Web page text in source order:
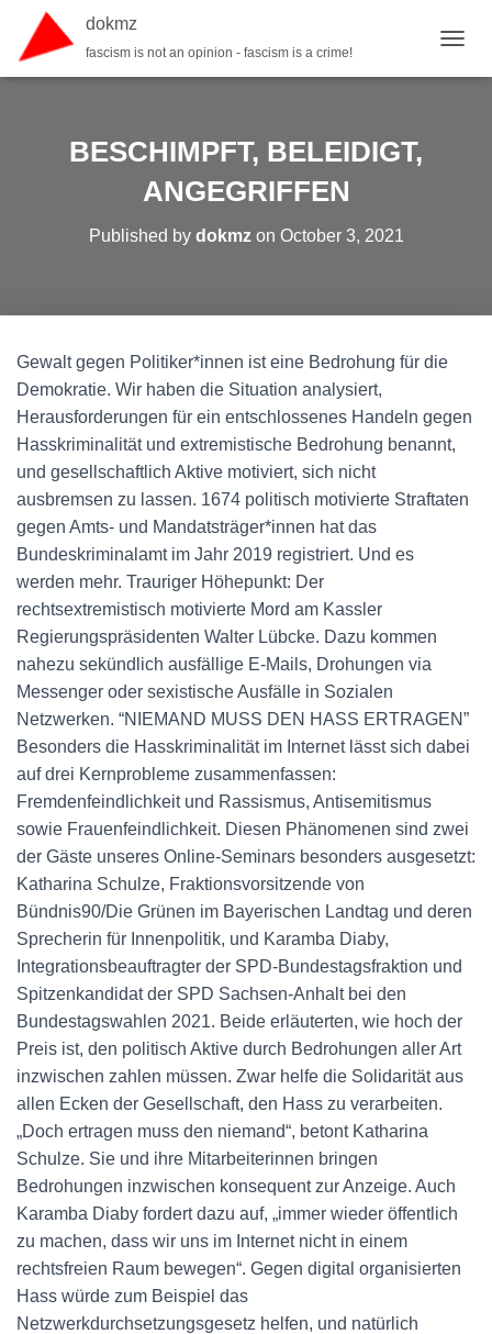
dokmz
fascism is not an opinion - fascism is a crime!
BESCHIMPFT, BELEIDIGT,
ANGEGRIFFEN
Published by dokmzon October 3, 2021
Gewalt gegen Politiker*innen ist eine Bedrohung für die
Demokratie. Wir haben die Situation analysiert,
Herausforderungen für ein entschlossenes Handeln gegen
Hasskriminalität und extremistische Bedrohung benannt,
und gesellschaftlich Aktive motiviert, sich nicht
ausbremsen zu lassen. 1674 politisch motivierte Straftaten
gegen Amts- und Mandatsträger*innen hat das
Bundeskriminalamt im Jahr 2019 registriert. Und es
werden mehr. Trauriger Höhepunkt: Der
rechtsextremistisch motivierte Mord am Kassler
Regierungspräsidenten Walter Lübcke. Dazu kommen
nahezu sekündlich ausfällige E-Mails, Drohungen via
Messenger oder sexistische Ausfälle in Sozialen
Netzwerken. “NIEMAND MUSS DEN HASS ERTRAGEN”
Besonders die Hasskriminalität im Internet lässt sich dabei
auf drei Kernprobleme zusammenfassen:
Fremdenfeindlichkeit und Rassismus, Antisemitismus
sowie Frauenfeindlichkeit. Diesen Phänomenen sind zwei
der Gäste unseres Online-Seminars besonders ausgesetzt:
Katharina Schulze, Fraktionsvorsitzende von
Bündnis90/Die Grünen im Bayerischen Landtag und deren
Sprecherin für Innenpolitik, und Karamba Diaby,
Integrationsbeauftragter der SPD-Bundestagsfraktion und
Spitzenkandidat der SPD Sachsen-Anhalt bei den
Bundestagswahlen 2021. Beide erläuterten, wie hoch der
Preis ist, den politisch Aktive durch Bedrohungen aller Art
inzwischen zahlen müssen. Zwar helfe die Solidarität aus
allen Ecken der Gesellschaft, den Hass zu verarbeiten.
„Doch ertragen muss den niemand“, betont Katharina
Schulze. Sie und ihre Mitarbeiterinnen bringen
Bedrohungen inzwischen konsequent zur Anzeige. Auch
Karamba Diaby fordert dazu auf, „immer wieder öffentlich
zu machen, dass wir uns im Internet nicht in einem
rechtsfreien Raum bewegen“. Gegen digital organisierten
Hass würde zum Beispiel das
Netzwerkdurchsetzungsgesetz helfen, und natürlich